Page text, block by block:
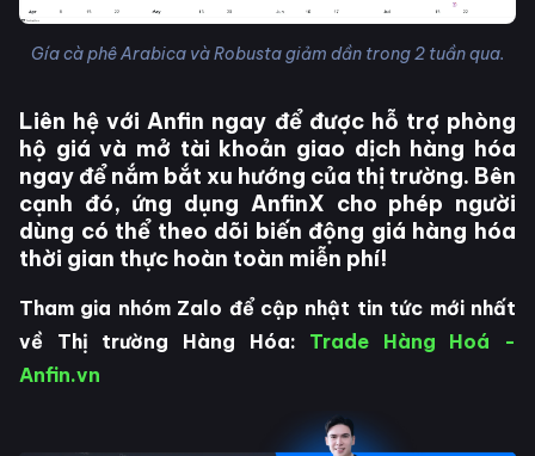
Gía cà phê Arabica và Robusta giảm dần trong 2 tuần qua.
Liên hệ với Anfin ngay để được hỗ trợ phòng
hộ giá và mở tài khoản giao dịch hàng hóa
ngay để nắm bắt xu hướng của thị trường. Bên
cạnh đó, ứng dụng AnfinX cho phép người
dùng có thể theo dõi biến động giá hàng hóa
thời gian thực hoàn toàn miễn phí!
Tham gia nhóm Zalo để cập nhật tin tức mới nhất
về Thị trường Hàng Hóa: Trade Hàng Hoá -
Anfin.vn